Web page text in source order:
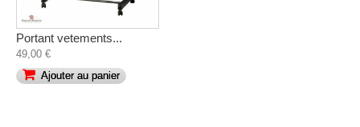
Portant vetements...
49,00 €
Ajouter au panier